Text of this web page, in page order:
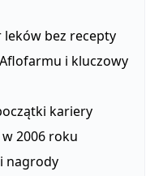
bez recepty
i kluczowy
kariery
2006 roku
nagrody